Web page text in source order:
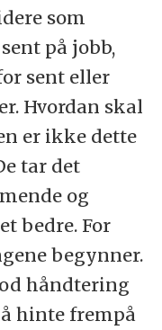
som
på jobb,
sent eller
Hvordan skal
er ikke dette
tar det
og
bedre. For
begynner.
håndtering
hinte frempå